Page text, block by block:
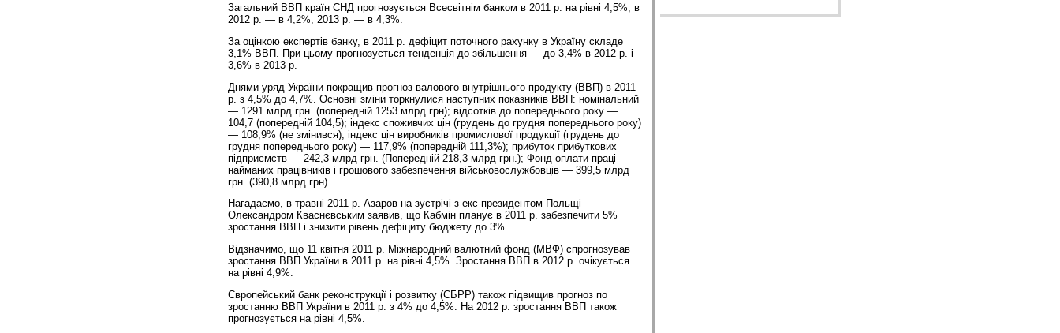
Загальний ВВП країн СНД прогнозується Все­світнім банком в 2011 р. на рівні 4,5%, в
2012 р. — в 4,2%, 2013 р. — в 4,3%.
За оцінкою експертів банку, в 2011 р. дефіцит поточного рахунку в Україну складе
3,1% ВВП. При цьому прогнозується тенденція до збільшення — до 3,4% в 2012 р. і
3,6% в 2013 р.
Днями уряд України покращив прогноз валового внутрішнього продукту (ВВП) в 2011
р. з 4,5% до 4,7%. Основні зміни торкнулися наступних показників ВВП: номінальний
— 1291 млрд грн. (попередній 1253 млрд грн); відсотків до попереднього року —
104,7 (попередній 104,5); індекс споживчих цін (грудень до грудня попереднього року)
— 108,9% (не змінився); індекс цін виробників промислової продукції (грудень до
грудня попереднього року) — 117,9% (попередній 111,3%); прибуток прибуткових
підприємств — 242,3 млрд грн. (Попередній 218,3 млрд грн.); Фонд оплати праці
найманих працівників і грошового забезпечення військовослужбовців — 399,5 млрд
грн. (390,8 млрд грн).
Нагадаємо, в травні 2011 р. Азаров на зустрічі з екс-президентом Польщі
Олександром Кваснєвським заявив, що Кабмін планує в 2011 р. забезпечити 5%
зростання ВВП і знизити рівень дефіциту бюджету до 3%.
Відзначимо, що 11 квітня 2011 р. Міжнародний валютний фонд (МВФ) спрогнозував
зростання ВВП України в 2011 р. на рівні 4,5%. Зростання ВВП в 2012 р. очікується
на рівні 4,9%.
Європейський банк реконструкції і розвитку (ЄБРР) також підвищив прогноз по
зростанню ВВП України в 2011 р. з 4% до 4,5%. На 2012 р. зростання ВВП також
прогнозується на рівні 4,5%.